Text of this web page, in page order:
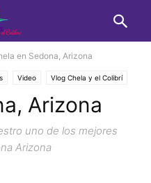
en Sedona, Arizona
Video Vlog Chela y el Colibrí
Arizona
uno de los mejores
Arizona